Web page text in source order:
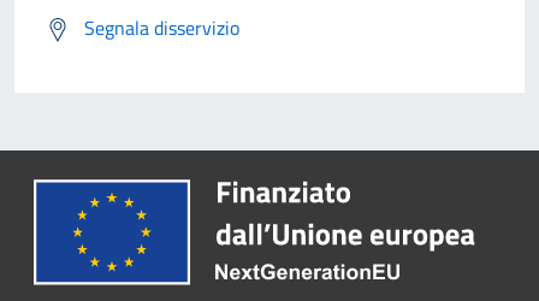
Segnala disservizio